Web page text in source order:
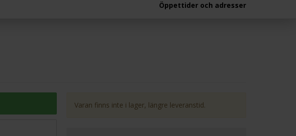
Öppettider och adresser
Varan finns inte i lager, längre leveranstid.